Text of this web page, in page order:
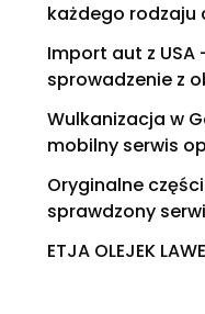
każdego rodzaju
Import aut z
sprowadzenie z
Wulkanizacja w
mobilny serwis
Oryginalne
sprawdzony
ETJA OLEJEK